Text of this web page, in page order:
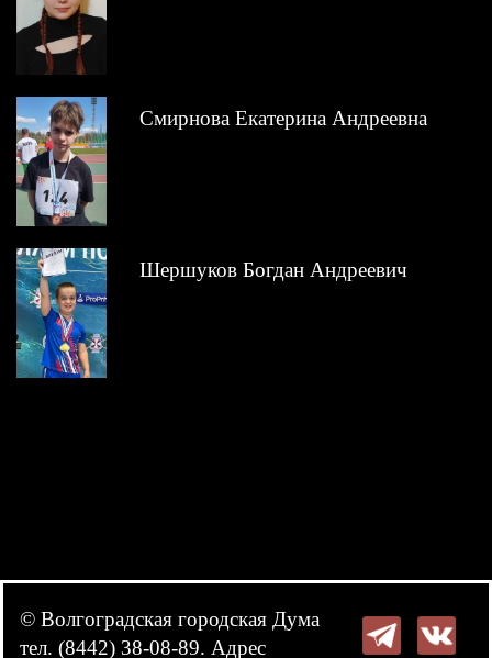
Смирнова Екатерина Андреевна
Шершуков Богдан Андреевич
© Волгоградская городская Дума
тел. (8442) 38-08-89. Адрес